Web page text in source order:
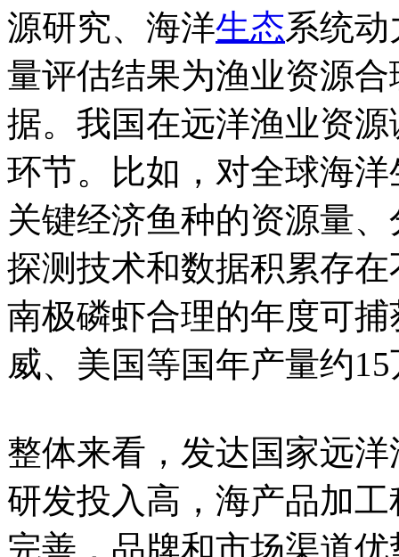
源研究、海洋生态系统
量评估结果为渔业资源
据。我国在远洋渔业资
环节。比如，对全球海
关键经济鱼种的资源量
探测技术和数据积累存
南极磷虾合理的年度可
威、美国等国年产量约
整体来看，发达国家远
研发投入高，海产品加
完善，品牌和市场渠道